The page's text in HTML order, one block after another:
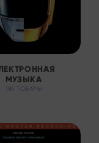
МУЗЫКА
184 ТОВАРЫ